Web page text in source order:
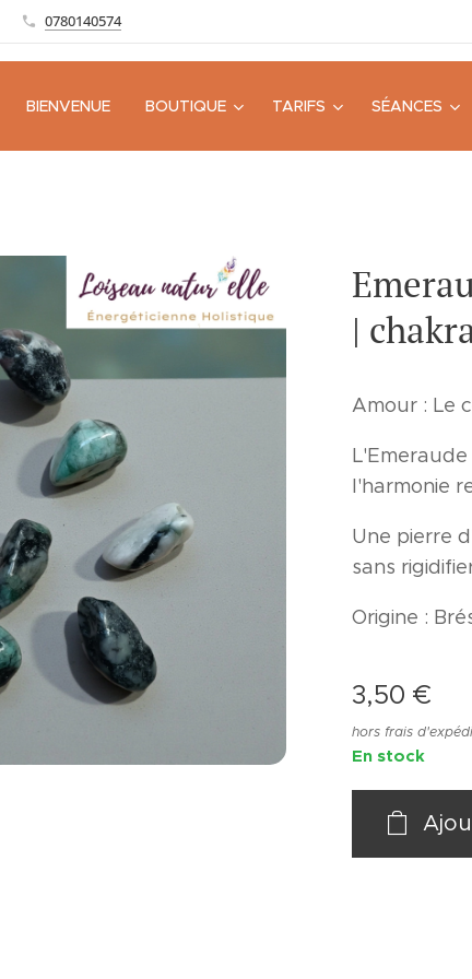
0780140574
BIENVENUE BOUTIQUE TARIFS SÉANCES
|
Amour : Le
l'harmonie
Une pierre
sans
Origine :
3,50 €
hors frais
En stock